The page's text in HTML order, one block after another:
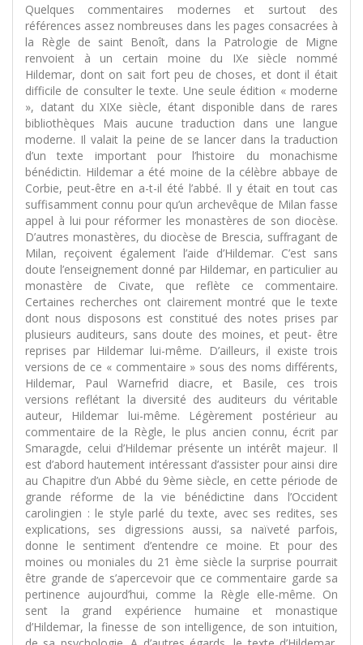
Quelques commentaires modernes et surtout des
références assez nombreuses dans les pages consacrées à
la Règle de saint Benoît, dans la Patrologie de Migne
renvoient à un certain moine du IXe siècle nommé
Hildemar, dont on sait fort peu de choses, et dont il était
difficile de consulter le texte. Une seule édition « moderne
», datant du XIXe siècle, étant disponible dans de rares
bibliothèques Mais aucune traduction dans une langue
moderne. Il valait la peine de se lancer dans la traduction
d’un texte important pour l’histoire du monachisme
bénédictin. Hildemar a été moine de la célèbre abbaye de
Corbie, peut-être en a-t-il été l’abbé. Il y était en tout cas
suffisamment connu pour qu’un archevêque de Milan fasse
appel à lui pour réformer les monastères de son diocèse.
D’autres monastères, du diocèse de Brescia, suffragant de
Milan, reçoivent également l’aide d’Hildemar. C’est sans
doute l’enseignement donné par Hildemar, en particulier au
monastère de Civate, que reflète ce commentaire.
Certaines recherches ont clairement montré que le texte
dont nous disposons est constitué des notes prises par
plusieurs auditeurs, sans doute des moines, et peut- être
reprises par Hildemar lui-même. D’ailleurs, il existe trois
versions de ce « commentaire » sous des noms différents,
Hildemar, Paul Warnefrid diacre, et Basile, ces trois
versions reflétant la diversité des auditeurs du véritable
auteur, Hildemar lui-même. Légèrement postérieur au
commentaire de la Règle, le plus ancien connu, écrit par
Smaragde, celui d’Hildemar présente un intérêt majeur. Il
est d’abord hautement intéressant d’assister pour ainsi dire
au Chapitre d’un Abbé du 9ème siècle, en cette période de
grande réforme de la vie bénédictine dans l’Occident
carolingien : le style parlé du texte, avec ses redites, ses
explications, ses digressions aussi, sa naïveté parfois,
donne le sentiment d’entendre ce moine. Et pour des
moines ou moniales du 21 ème siècle la surprise pourrait
être grande de s’apercevoir que ce commentaire garde sa
pertinence aujourd’hui, comme la Règle elle-même. On
sent la grand expérience humaine et monastique
d’Hildemar, la finesse de son intelligence, de son intuition,